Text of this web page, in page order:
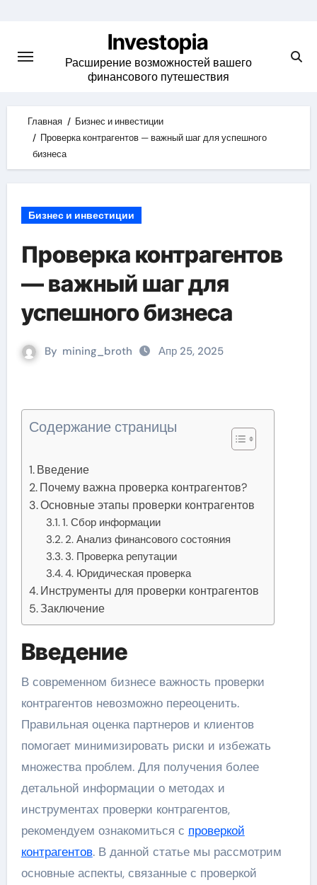
content
Investopia
Расширение возможностей вашего
финансового путешествия
Главная
Бизнес и инвестиции
Проверка контрагентов — важный шаг для успешного
бизнеса
Бизнес и инвестиции
Проверка контрагентов
— важный шаг для
успешного бизнеса
By mining_broth Апр 25, 2025
Содержание страницы
Введение
Почему важна проверка контрагентов?
Основные этапы проверки контрагентов
1. Сбор информации
2. Анализ финансового состояния
3. Проверка репутации
4. Юридическая проверка
Инструменты для проверки контрагентов
Заключение
Введение
В современном бизнесе важность проверки
контрагентов невозможно переоценить.
Правильная оценка партнеров и клиентов
помогает минимизировать риски и избежать
множества проблем. Для получения более
детальной информации о методах и
инструментах проверки контрагентов,
рекомендуем ознакомиться с проверкой
контрагентов. В данной статье мы рассмотрим
основные аспекты, связанные с проверкой